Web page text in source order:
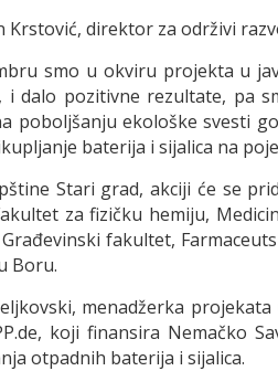
Krstović, direktor za održivi
smo u okviru projekta u
i dalo pozitivne rezultate, pa
poboljšanju ekološke svesti
baterija i sijalica na
Stari grad, akciji će se
za fizičku hemiju,
fakultet,
Boru.
menadžerka
koji finansira Nemačko
otpadnih baterija i sijalica.